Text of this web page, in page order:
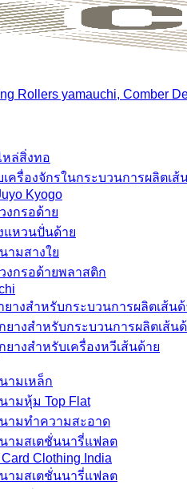
หล่สิ่งทอ
ครื่องจักรในกระบวนการผลิตเส้
Kyogo
งกรอด้าย
แหวนปั่นด้าย
ามสางใย
งกรอด้ายพลาสติก
ยางสำหรับกระบวนการผลิตเส้นด้
ยางสำหรับกระบวนการผลิตเส้น
ยางสำหรับเครื่องหวีเส้นด้าย
ามเหล็ก
ามหุ้ม Top Flat
ามทำความสะอาด
ามสเตชั่นนารี่แฟลต
Clothing India
ามสเตชั่นนารี่แฟลต